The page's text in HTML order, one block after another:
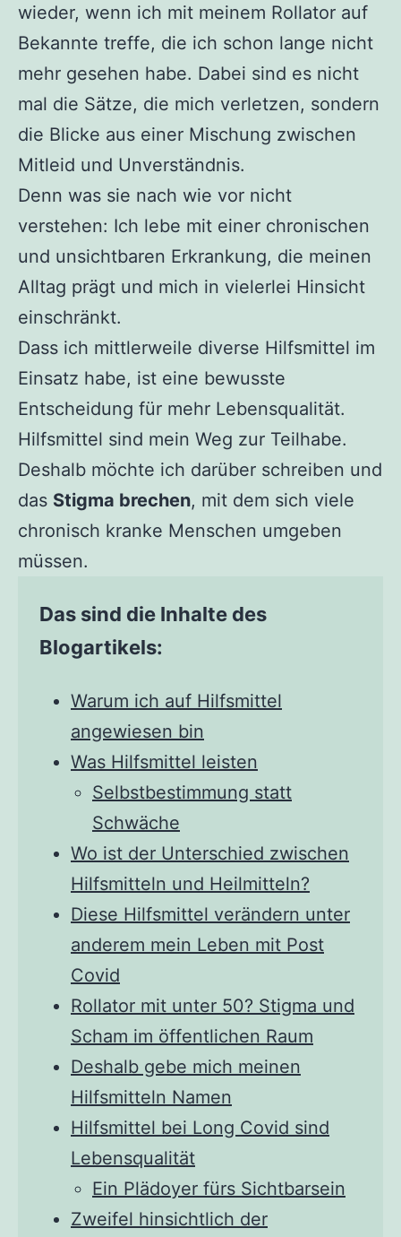
wieder, wenn ich mit meinem Rollator auf
Bekannte treffe, die ich schon lange nicht
mehr gesehen habe. Dabei sind es nicht
mal die Sätze, die mich verletzen, sondern
die Blicke aus einer Mischung zwischen
Mitleid und Unverständnis.
Denn was sie nach wie vor nicht
verstehen: Ich lebe mit einer chronischen
und unsichtbaren Erkrankung, die meinen
Alltag prägt und mich in vielerlei Hinsicht
einschränkt.
Dass ich mittlerweile diverse Hilfsmittel im
Einsatz habe, ist eine bewusste
Entscheidung für mehr Lebensqualität.
Hilfsmittel sind mein Weg zur Teilhabe.
Deshalb möchte ich darüber schreiben und
das Stigma brechen, mit dem sich viele
chronisch kranke Menschen umgeben
müssen.
Das sind die Inhalte des
Blogartikels:
Warum ich auf Hilfsmittel
angewiesen bin
Was Hilfsmittel leisten
Selbstbestimmung statt
Schwäche
Wo ist der Unterschied zwischen
Hilfsmitteln und Heilmitteln?
Diese Hilfsmittel verändern unter
anderem mein Leben mit Post
Covid
Rollator mit unter 50? Stigma und
Scham im öffentlichen Raum
Deshalb gebe mich meinen
Hilfsmitteln Namen
Hilfsmittel bei Long Covid sind
Lebensqualität
Ein Plädoyer fürs Sichtbarsein
Zweifel hinsichtlich der